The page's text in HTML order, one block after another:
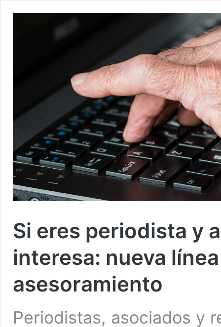
Si eres periodista y
interesa: nueva
asesoramiento
Periodistas, asociados y